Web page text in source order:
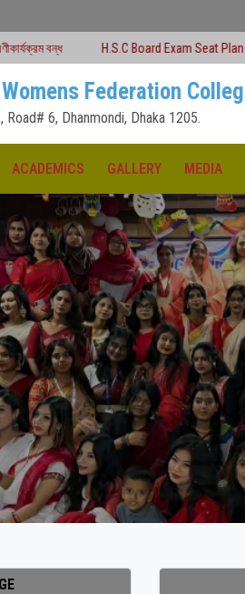
Board Exam Seat Plan ( TEJGAON COLLEGE)
Federation
6, Dhanmondi, Dhaka 1205.
ACADEMICS GALLERY MEDIA